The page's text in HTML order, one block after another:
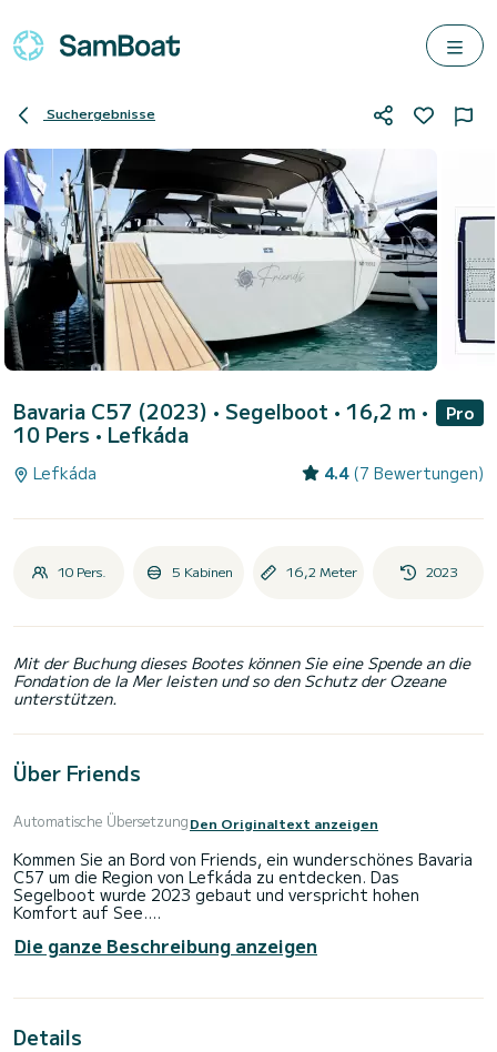
Suchergebnisse
Bavaria C57 (2023) • Segelboot • 16,2 m •
10 Pers • Lefkáda
Pro
Lefkáda 4.4 (7 Bewertungen)
10 Pers. 5 Kabinen 16,2 Meter 2023
Mit der Buchung dieses Bootes können Sie eine Spende an die
Fondation de la Mer leisten und so den Schutz der Ozeane
unterstützen.
Über Friends
Automatische ÜbersetzungDen Originaltext anzeigen
Kommen Sie an Bord von Friends, ein wunderschönes Bavaria
C57 um die Region von Lefkáda zu entdecken. Das
Segelboot wurde 2023 gebaut und verspricht hohen
Komfort auf See.
Das Boot hat 5 Kabinen mit allem Komfort und eine
Kapazität von 8 Personen. Mit einer Gesamtlänge von 17
einzigartigen Urlaub auf dem Wasser in der Umgebung von
Die ganze Beschreibung anzeigen
Details